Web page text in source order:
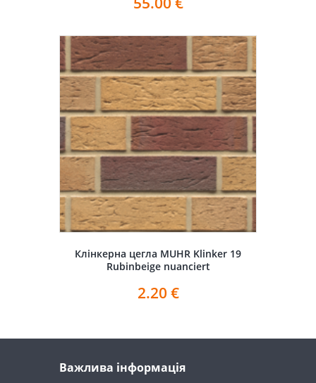
Клінкерна цегла MUHR Klinker 19
Rubinbeige nuanciert
2.20 €
Важлива інформація